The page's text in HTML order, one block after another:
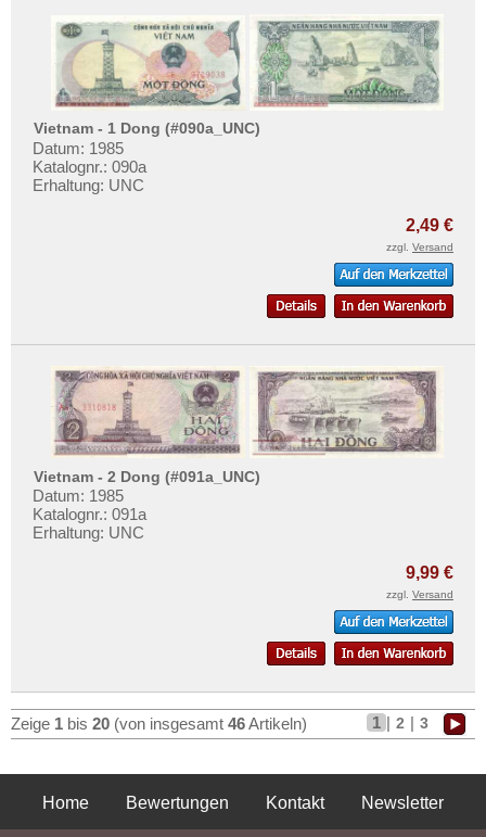
Vietnam - 1 Dong (#090a_UNC)
Datum: 1985
Katalognr.: 090a
Erhaltung: UNC
2,49 €
zzgl. Versand
Vietnam - 2 Dong (#091a_UNC)
Datum: 1985
Katalognr.: 091a
Erhaltung: UNC
9,99 €
zzgl. Versand
Zeige 1 bis 20 (von insgesamt 46Artikeln) 1 | 2 | 3
Home Bewertungen Kontakt
Newsletter